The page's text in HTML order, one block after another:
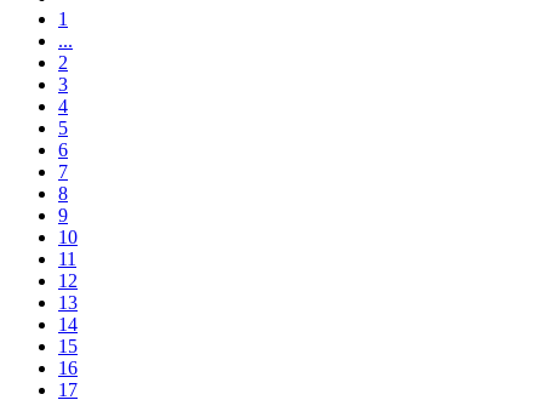
1
...
2
3
4
5
6
7
8
9
10
11
12
13
14
15
16
17